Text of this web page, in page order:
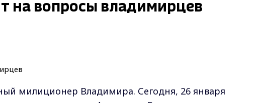
на вопросы владимирцев
милиционер Владимира. Сегодня, 26 января